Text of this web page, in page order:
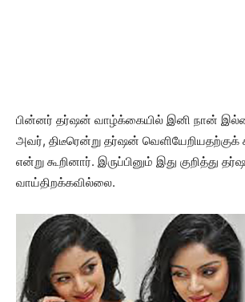
பின்னர் தர்ஷன் வாழ்க்கையில் இனி நான்
அவர், திடீரென்று தர்ஷன்
என்று கூறினார். இருப்பினும் இது குறித்து
வாய்திறக்கவில்லை.